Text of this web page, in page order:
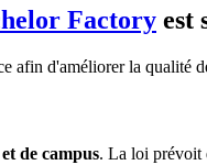
Factory est
afin d'améliorer la qualité
de campus. La loi prévoit